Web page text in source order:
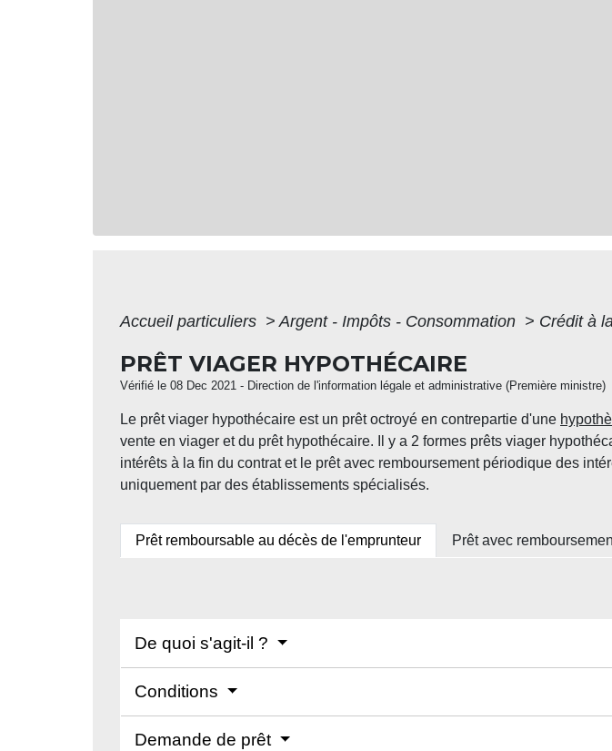
Accueil particuliers > Argent - Impôts - Consommation > Crédit à
PRÊT VIAGER HYPOTHÉCAIRE
Vérifié le 08 Dec 2021 - Direction de l'information légale et administrative (Première ministre)
Le prêt viager hypothécaire est un prêt octroyé en contrepartie d'une
vente en viager et du prêt hypothécaire. Il y a 2 formes prêts viager
intérêts à la fin du contrat et le prêt avec remboursement périodique des
uniquement par des établissements spécialisés.
Prêt remboursable au décès de l'emprunteur Prêt avec
De quoi s'agit-il ?
Conditions
Demande de prêt